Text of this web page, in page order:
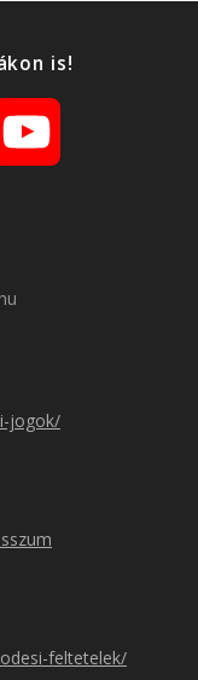
is!
jogok/
feltetelek/